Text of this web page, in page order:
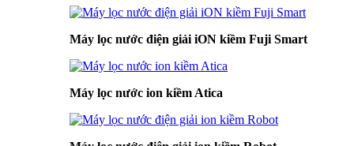
Máy lọc nước điện giải iON kiềm Fuji Smart
Máy lọc nước ion kiềm Atica